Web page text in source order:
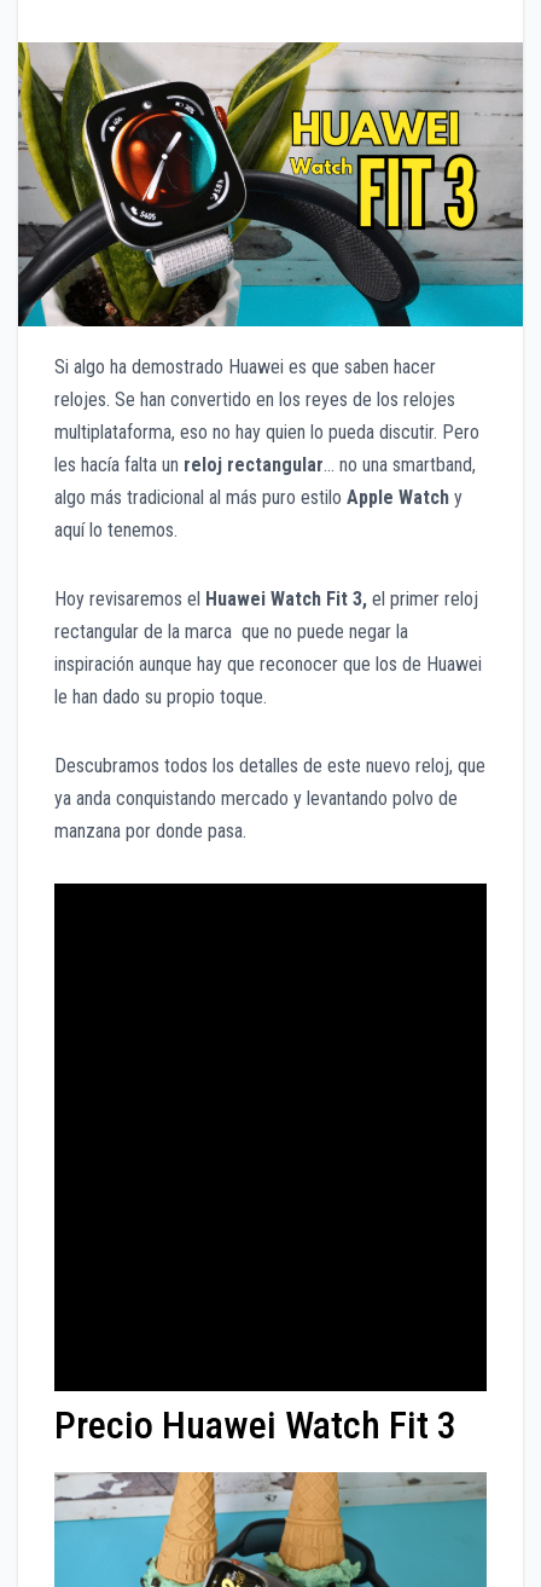
Si algo ha demostrado Huawei es que saben hacer
relojes. Se han convertido en los reyes de los relojes
multiplataforma, eso no hay quien lo pueda discutir. Pero
les hacía falta un reloj rectangular… no una smartband,
algo más tradicional al más puro estilo Apple Watch y
aquí lo tenemos.
Hoy revisaremos el Huawei Watch Fit 3, el primer reloj
rectangular de la marca que no puede negar la
inspiración aunque hay que reconocer que los de Huawei
le han dado su propio toque.
Descubramos todos los detalles de este nuevo reloj, que
ya anda conquistando mercado y levantando polvo de
manzana por donde pasa.
Precio Huawei Watch Fit 3